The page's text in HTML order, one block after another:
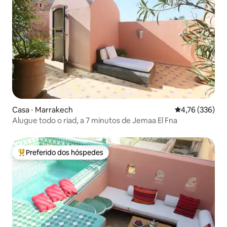
Casa ⋅ Marrakech 4,76 de uma
4,76 (336)
Alugue todo o riad, a 7 minutos de Jemaa El Fna
Entre os melhores preferidos dos hóspedes
Preferido dos hóspedes